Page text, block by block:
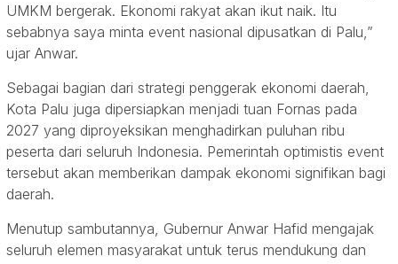
UMKM bergerak. Ekonomi rakyat akan ikut naik. Itu
sebabnya saya minta event nasional dipusatkan di Palu,”
ujar Anwar.
Sebagai bagian dari strategi penggerak ekonomi daerah,
Kota Palu juga dipersiapkan menjadi tuan Fornas pada
2027 yang diproyeksikan menghadirkan puluhan ribu
peserta dari seluruh Indonesia. Pemerintah optimistis event
tersebut akan memberikan dampak ekonomi signifikan bagi
daerah.
Menutup sambutannya, Gubernur Anwar Hafid mengajak
seluruh elemen masyarakat untuk terus mendukung dan